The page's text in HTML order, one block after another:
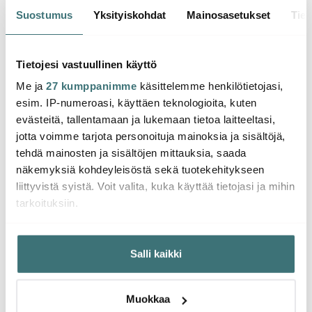
Suostumus Yksityiskohdat Mainosasetukset
Tietojesi vastuullinen käyttö
Me ja 27 kumppanimme käsittelemme henkilötietojasi,
esim. IP-numeroasi, käyttäen teknologioita, kuten
evästeitä, tallentamaan ja lukemaan tietoa laitteeltasi,
jotta voimme tarjota personoituja mainoksia ja sisältöjä,
tehdä mainosten ja sisältöjen mittauksia, saada
näkemyksiä kohdeyleisöstä sekä tuotekehitykseen
liittyvistä syistä. Voit valita, kuka käyttää tietojasi ja mihin
tarkoituksiin.
Jos sallit, haluamme myös tehdä seuraavia:
Kerätä tietoja maantieteellisestä sijainnistasi,
mahdollisesti muutaman metrin tarkkuudella
aktiivisesti (sormenjäljen muodostaminen)
Salli kaikki
Muokkaa
Iittala
31.53 € 43.00 €
Saatavilla
Iittala
13.34 €
Saatavilla
Saatat pitää myös näistä
- -